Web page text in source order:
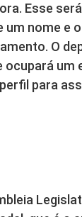
Esse
um nome e
O
um
para